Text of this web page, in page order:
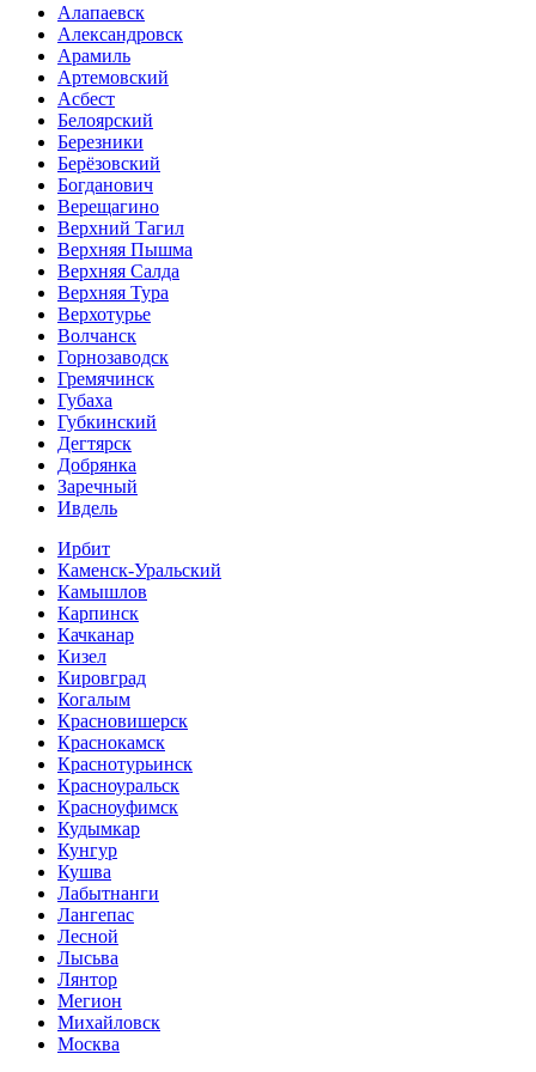
Алапаевск
Александровск
Арамиль
Артемовский
Асбест
Белоярский
Березники
Берёзовский
Богданович
Верещагино
Верхний Тагил
Верхняя Пышма
Верхняя Салда
Верхняя Тура
Верхотурье
Волчанск
Горнозаводск
Гремячинск
Губаха
Губкинский
Дегтярск
Добрянка
Заречный
Ивдель
Ирбит
Каменск-Уральский
Камышлов
Карпинск
Качканар
Кизел
Кировград
Когалым
Красновишерск
Краснокамск
Краснотурьинск
Красноуральск
Красноуфимск
Кудымкар
Кунгур
Кушва
Лабытнанги
Лангепас
Лесной
Лысьва
Лянтор
Мегион
Михайловск
Москва